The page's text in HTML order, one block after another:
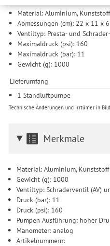
werden Ihre Daten auch an
weitergegeben. Die
Zwecke der Einbindung von
Durchführung von statistischer
Produktempfehlungen und
Informationen zu den
und der Speicherdauer finden
erforderlich und gilt, bis sie
Einwilligung unter
Drittanbieter erteilen und
Material: Aluminium, Kunststoff
Abmessungen (cm): 22 x 11 x
Ventiltyp: Presta- und
Maximaldruck (psi): 160
Maximaldruck (bar): 11
Gewicht (g): 1000
Lieferumfang
1 Standluftpumpe
Technische Änderungen und Irrtümer in
Merkmale
Material: Aluminium, Kunststoff
Gewicht (g): 1000
Ventiltyp: Schraderventil (AV)
Druck (bar): 11
Druck (psi): 160
Pumpen Ausführung: hoher
Manometer: analog
Artikelnummern: